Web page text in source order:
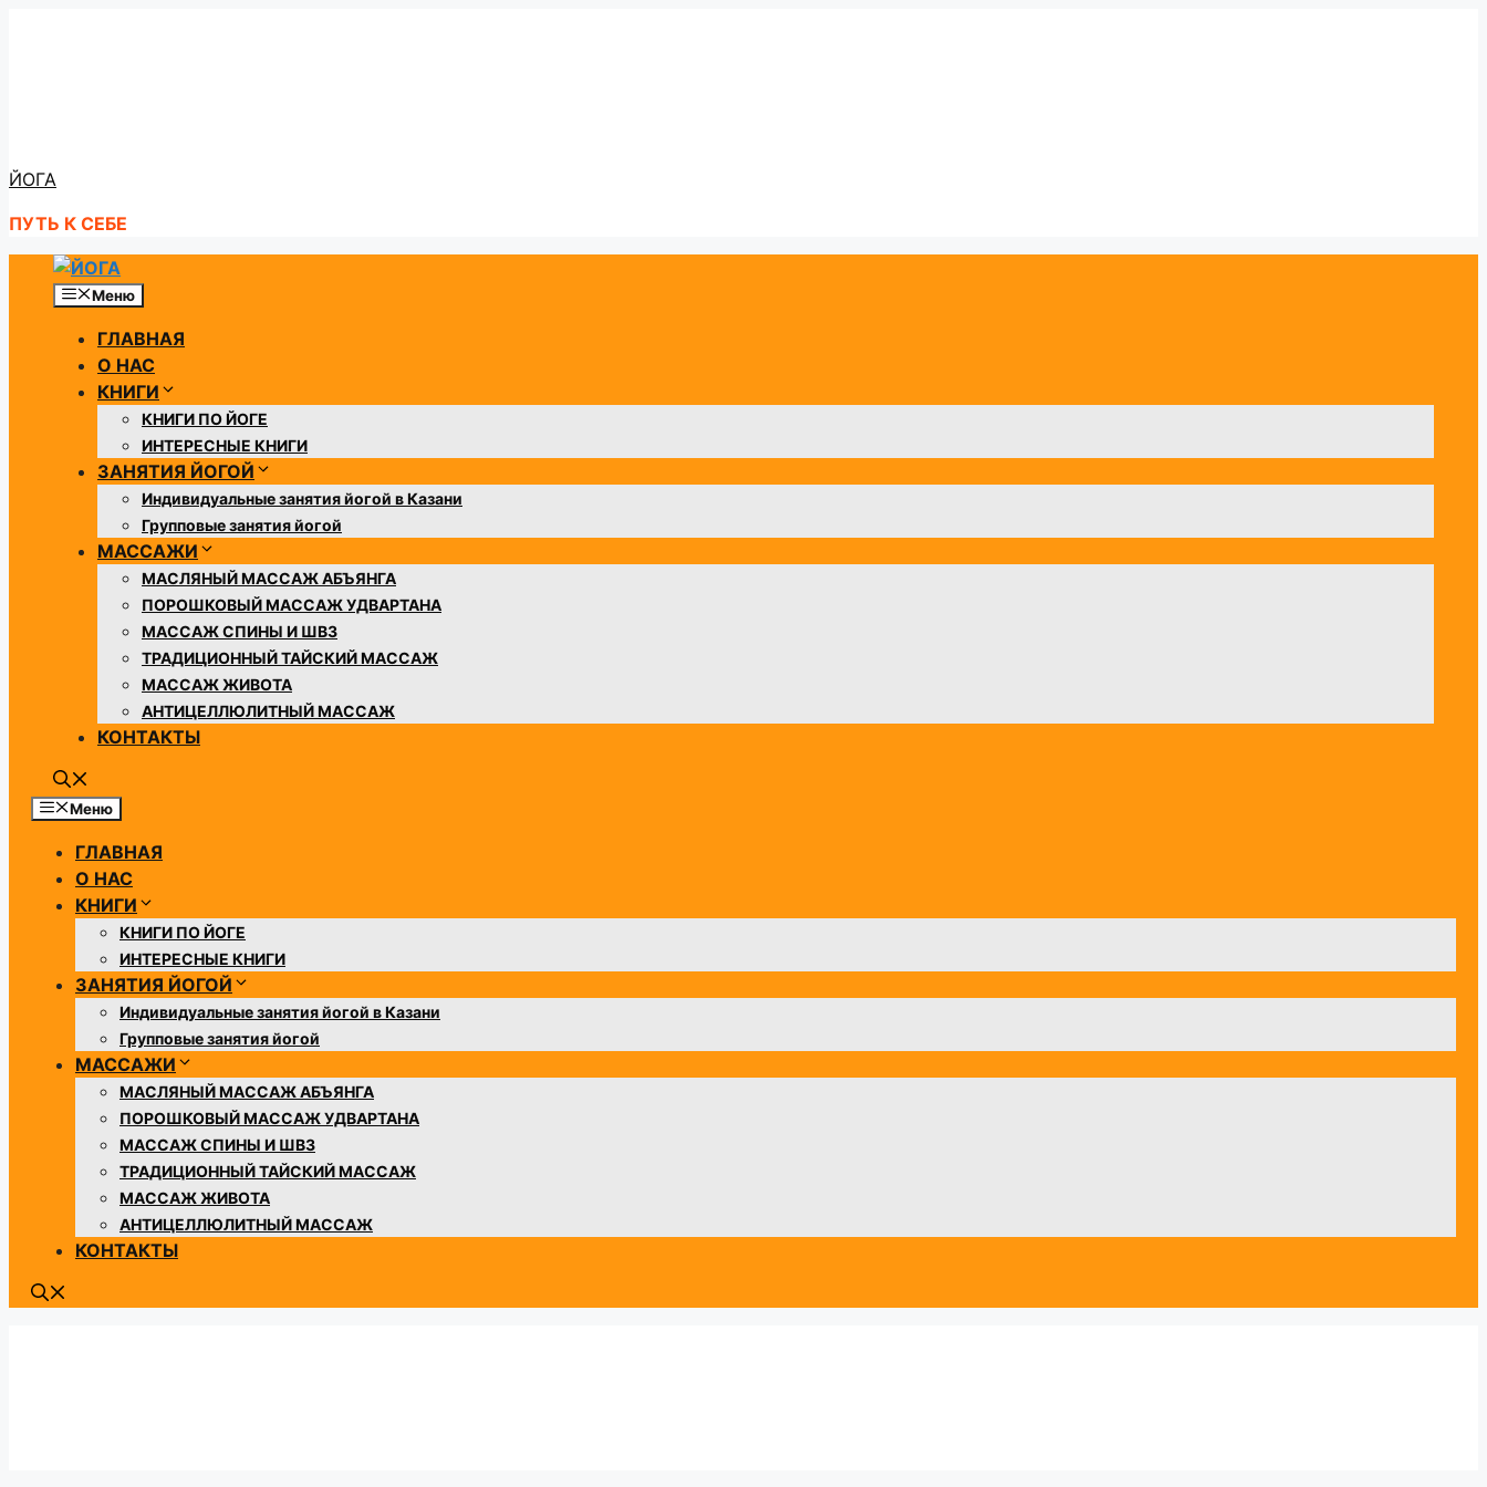
ЙОГА
ПУТЬ К СЕБЕ
Меню
ГЛАВНАЯ
О НАС
КНИГИ
КНИГИ ПО ЙОГЕ
ИНТЕРЕСНЫЕ КНИГИ
ЗАНЯТИЯ ЙОГОЙ
Индивидуальные занятия йогой в Казани
Групповые занятия йогой
МАССАЖИ
МАСЛЯНЫЙ МАССАЖ АБЪЯНГА
ПОРОШКОВЫЙ МАССАЖ УДВАРТАНА
МАССАЖ СПИНЫ И ШВЗ
​​ТРАДИЦИОННЫЙ ТАЙСКИЙ МАССАЖ
МАССАЖ ЖИВОТА
АНТИЦЕЛЛЮЛИТНЫЙ МАССАЖ
КОНТАКТЫ
Меню
ГЛАВНАЯ
О НАС
КНИГИ
КНИГИ ПО ЙОГЕ
ИНТЕРЕСНЫЕ КНИГИ
ЗАНЯТИЯ ЙОГОЙ
Индивидуальные занятия йогой в Казани
Групповые занятия йогой
МАССАЖИ
МАСЛЯНЫЙ МАССАЖ АБЪЯНГА
ПОРОШКОВЫЙ МАССАЖ УДВАРТАНА
МАССАЖ СПИНЫ И ШВЗ
​​ТРАДИЦИОННЫЙ ТАЙСКИЙ МАССАЖ
МАССАЖ ЖИВОТА
АНТИЦЕЛЛЮЛИТНЫЙ МАССАЖ
КОНТАКТЫ